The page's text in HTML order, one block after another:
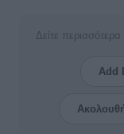
Δείτε
Add